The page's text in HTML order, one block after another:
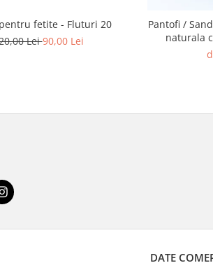
fetite - Fluturi 20
Lei90,00 Lei
Pantofi /
naturala
DATE